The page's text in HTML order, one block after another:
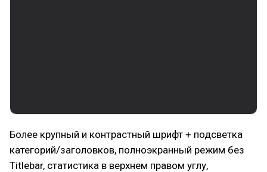
Более крупный и контрастный шрифт + подсветка
категорий/заголовков, полноэкранный режим без
Titlebar, cтатистика в верхнем правом углу,